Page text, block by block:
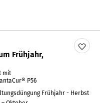
Frühjahr,
mit
P56
Frühjahr - Herbst